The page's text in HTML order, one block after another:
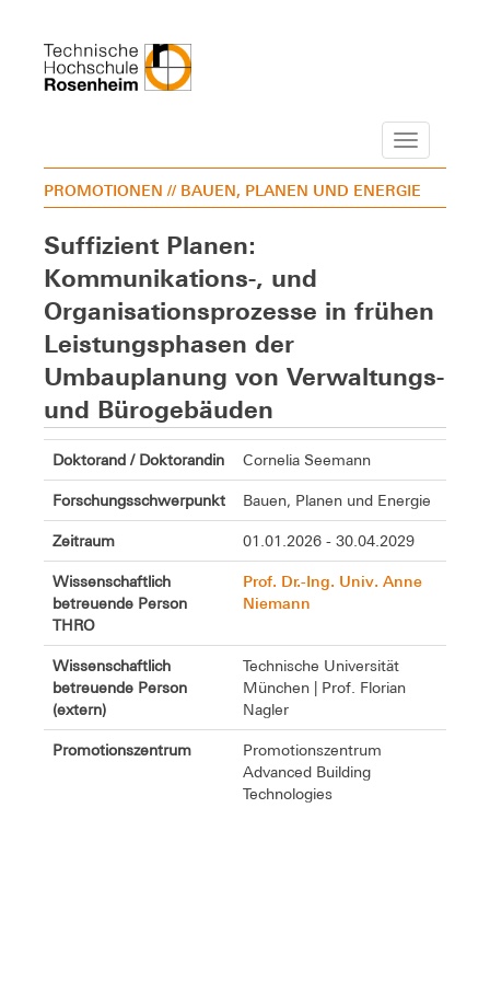
Navigation
PROMOTIONEN // BAUEN, PLANEN UND ENERGIE
Suffizient Planen:
Kommunikations-, und
Organisationsprozesse in frühen
Leistungsphasen der
Umbauplanung von Verwaltungs-
und Bürogebäuden
Doktorand / Doktorandin Cornelia Seemann
Forschungsschwerpunkt Bauen, Planen und Energie
Zeitraum 01.01.2026 - 30.04.2029
Wissenschaftlich
betreuende Person
THRO
Prof. Dr.-Ing. Univ. Anne
Niemann
Wissenschaftlich
betreuende Person
(extern)
Technische Universität
München | Prof. Florian
Nagler
Promotionszentrum
Promotionszentrum
Advanced Building
Technologies